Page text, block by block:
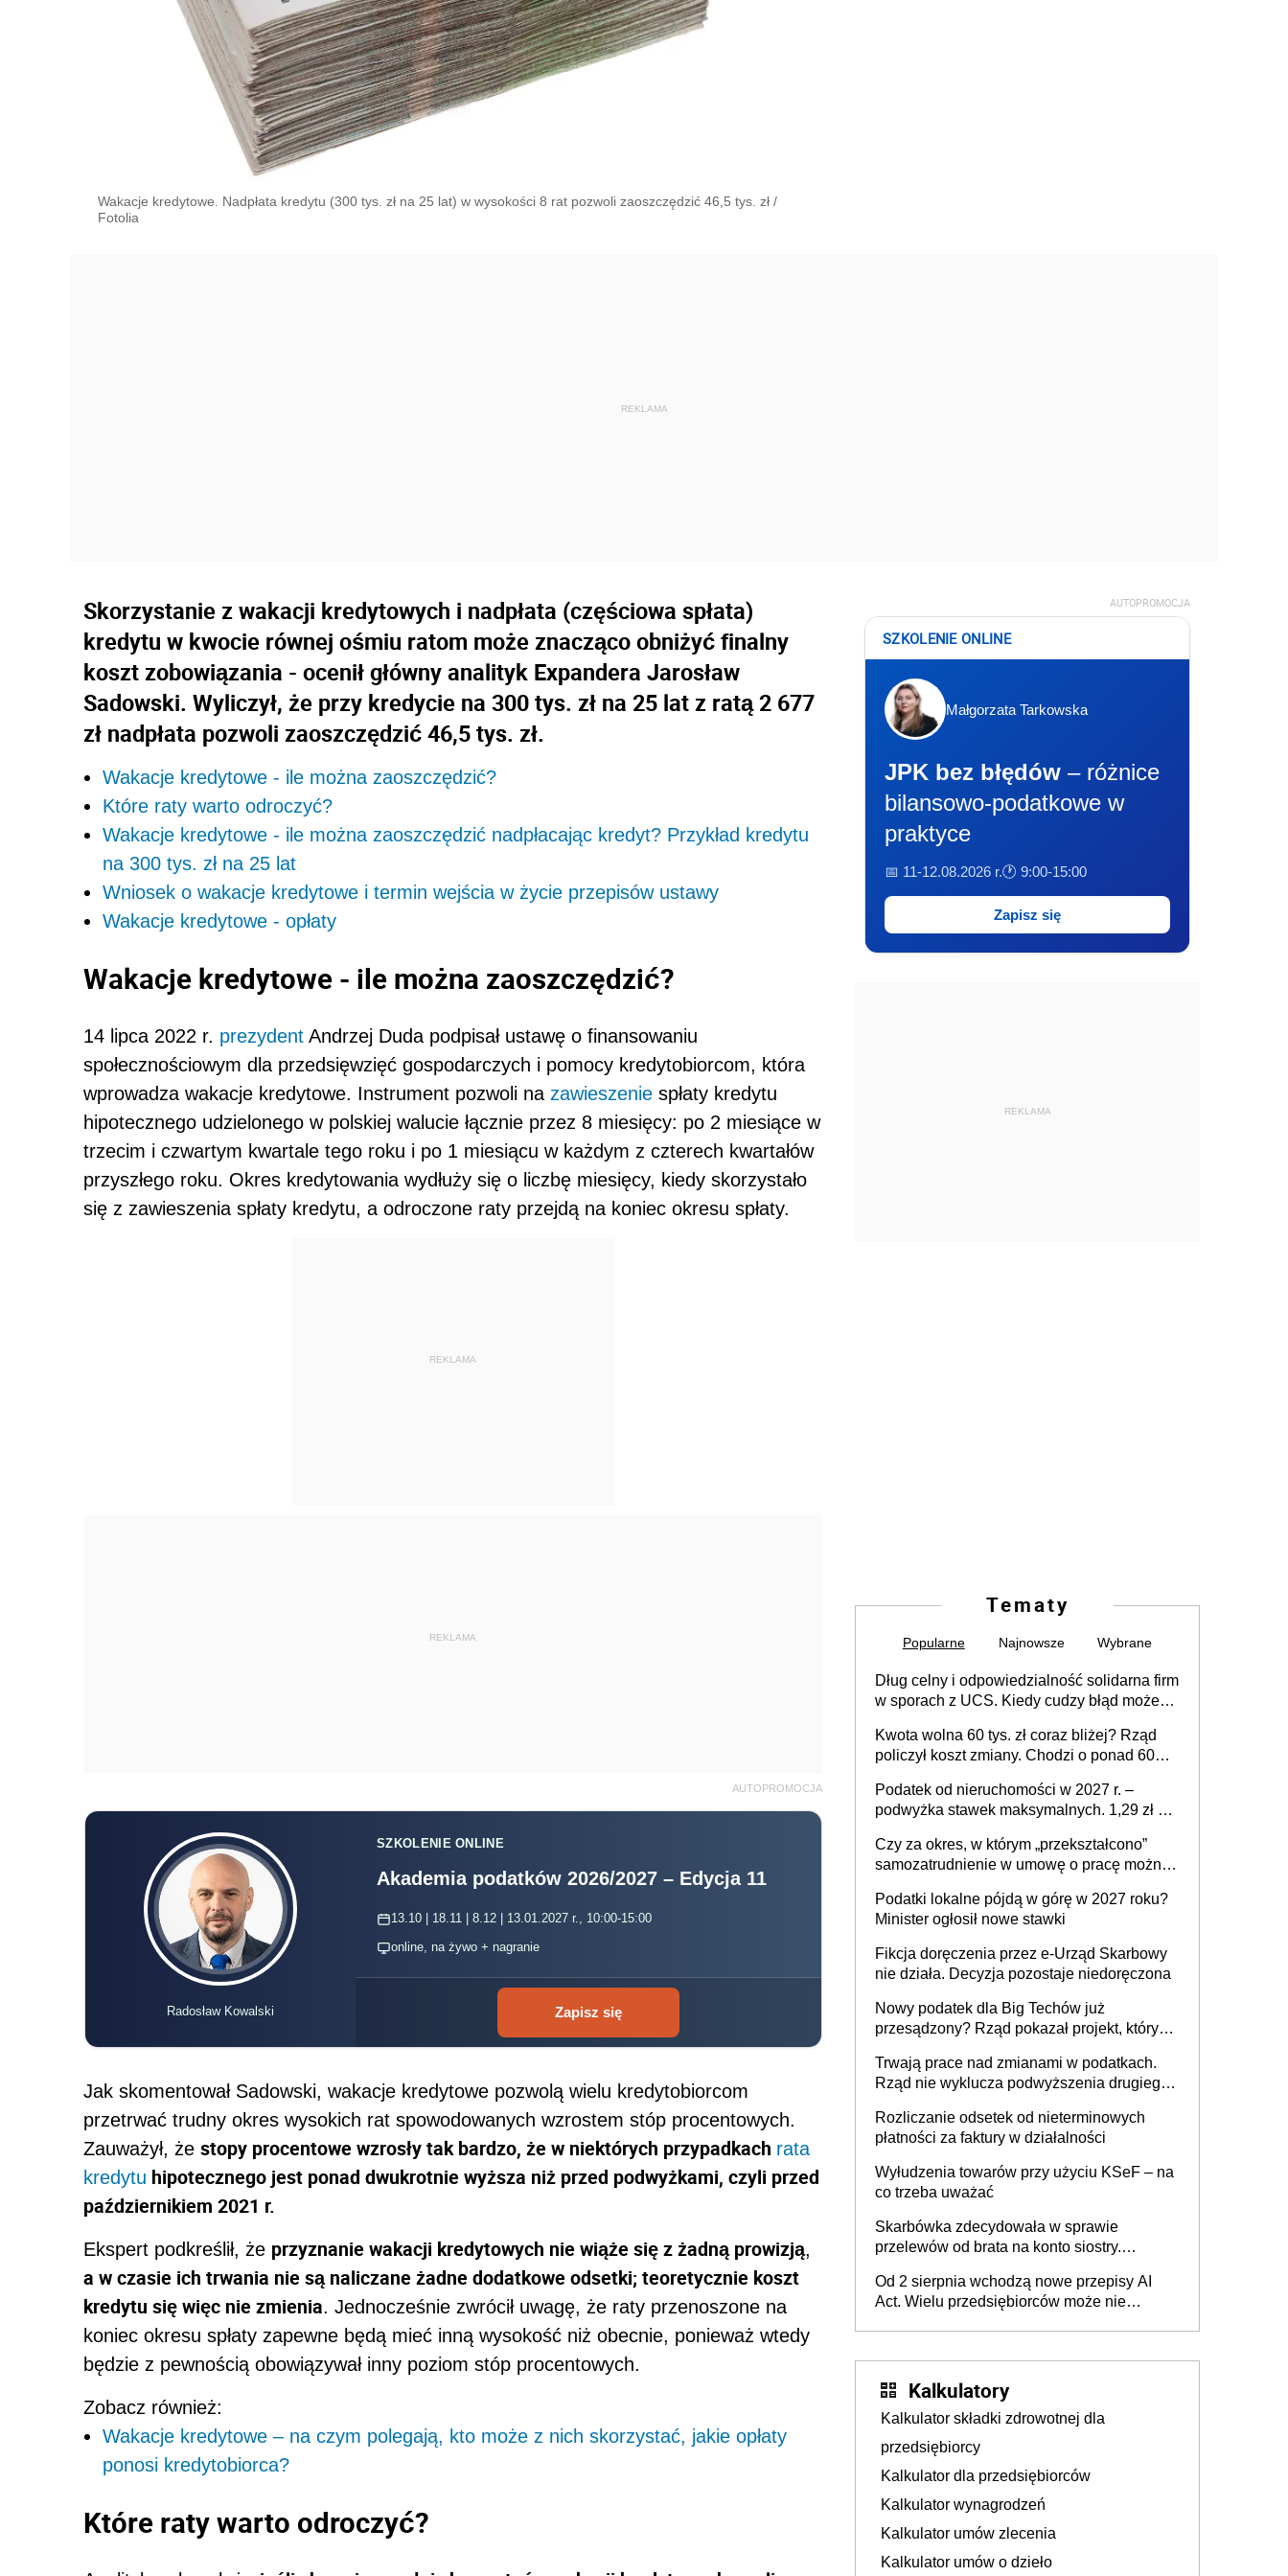
Wakacje kredytowe. Nadpłata kredytu (300 tys. zł na 25 lat) w wysokości 8 rat pozwoli zaoszczędzić 46,5 tys. zł /
Fotolia
Skorzystanie z wakacji kredytowych i nadpłata (częściowa spłata)
kredytu w kwocie równej ośmiu ratom może znacząco obniżyć finalny
koszt zobowiązania - ocenił główny analityk Expandera Jarosław
Sadowski. Wyliczył, że przy kredycie na 300 tys. zł na 25 lat z ratą 2 677
zł nadpłata pozwoli zaoszczędzić 46,5 tys. zł.
Wakacje kredytowe - ile można zaoszczędzić?
Które raty warto odroczyć?
Wakacje kredytowe - ile można zaoszczędzić nadpłacając kredyt? Przykład kredytu
na 300 tys. zł na 25 lat
Wniosek o wakacje kredytowe i termin wejścia w życie przepisów ustawy
Wakacje kredytowe - opłaty
Wakacje kredytowe - ile można zaoszczędzić?
14 lipca 2022 r. prezydent Andrzej Duda podpisał ustawę o finansowaniu
społecznościowym dla przedsięwzięć gospodarczych i pomocy kredytobiorcom, która
wprowadza wakacje kredytowe. Instrument pozwoli na zawieszenie spłaty kredytu
hipotecznego udzielonego w polskiej walucie łącznie przez 8 miesięcy: po 2 miesiące w
trzecim i czwartym kwartale tego roku i po 1 miesiącu w każdym z czterech kwartałów
przyszłego roku. Okres kredytowania wydłuży się o liczbę miesięcy, kiedy skorzystało
się z zawieszenia spłaty kredytu, a odroczone raty przejdą na koniec okresu spłaty.
REKLAMA
REKLAMA
AUTOPROMOCJA
Radosław Kowalski
SZKOLENIE ONLINE
Akademia podatków 2026/2027 – Edycja 11
13.10 | 18.11 | 8.12 | 13.01.2027 r., 10:00-15:00
online, na żywo + nagranie
Zapisz się
Jak skomentował Sadowski, wakacje kredytowe pozwolą wielu kredytobiorcom
przetrwać trudny okres wysokich rat spowodowanych wzrostem stóp procentowych.
Zauważył, że stopy procentowe wzrosły tak bardzo, że w niektórych przypadkach rata
kredytu hipotecznego jest ponad dwukrotnie wyższa niż przed podwyżkami, czyli przed
październikiem 2021 r.
Ekspert podkreślił, że przyznanie wakacji kredytowych nie wiąże się z żadną prowizją,
a w czasie ich trwania nie są naliczane żadne dodatkowe odsetki; teoretycznie koszt
kredytu się więc nie zmienia. Jednocześnie zwrócił uwagę, że raty przenoszone na
koniec okresu spłaty zapewne będą mieć inną wysokość niż obecnie, ponieważ wtedy
będzie z pewnością obowiązywał inny poziom stóp procentowych.
Zobacz również:
Wakacje kredytowe – na czym polegają, kto może z nich skorzystać, jakie opłaty
ponosi kredytobiorca?
Które raty warto odroczyć?
AUTOPROMOCJA
SZKOLENIE ONLINE
Małgorzata Tarkowska
JPK bez błędów – różnice
bilansowo-podatkowe w
praktyce
📅 11-12.08.2026 r.🕐 9:00-15:00
Zapisz się
REKLAMA
Tematy
Popularne Najnowsze Wybrane
Dług celny i odpowiedzialność solidarna firm
w sporach z UCS. Kiedy cudzy błąd może
Kwota wolna 60 tys. zł coraz bliżej? Rząd
policzył koszt zmiany. Chodzi o ponad 60
Podatek od nieruchomości w 2027 r. –
podwyżka stawek maksymalnych. 1,29 zł za
budynków i lokali związanych z
prowadzeniem działalności gospodarczej
Czy za okres, w którym „przekształcono”
samozatrudnienie w umowę o pracę można
umowy cywilnoprawnej jedynym
racjonalnym wyjściem
Podatki lokalne pójdą w górę w 2027 roku?
Minister ogłosił nowe stawki
Fikcja doręczenia przez e-Urząd Skarbowy
nie działa. Decyzja pozostaje niedoręczona
Nowy podatek dla Big Techów już
przesądzony? Rząd pokazał projekt, który
Trwają prace nad zmianami w podatkach.
Rząd nie wyklucza podwyższenia drugiego
Rozliczanie odsetek od nieterminowych
płatności za faktury w działalności
Wyłudzenia towarów przy użyciu KSeF – na
co trzeba uważać
Skarbówka zdecydowała w sprawie
przelewów od brata na konto siostry.
darowizna, ale podatku jednak nie będzie
Od 2 sierpnia wchodzą nowe przepisy AI
Act. Wielu przedsiębiorców może nie
Kalkulatory
Kalkulator składki zdrowotnej dla
przedsiębiorcy
Kalkulator dla przedsiębiorców
Kalkulator wynagrodzeń
Kalkulator umów zlecenia
Kalkulator umów o dzieło